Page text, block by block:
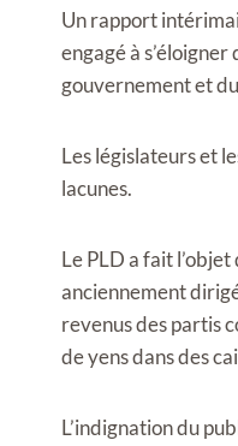
Un rapport
engagé à
gouvernement et
Les législateurs et
lacunes.
Le PLD a fait
anciennement
revenus des partis
de yens dans des
L’indignation du